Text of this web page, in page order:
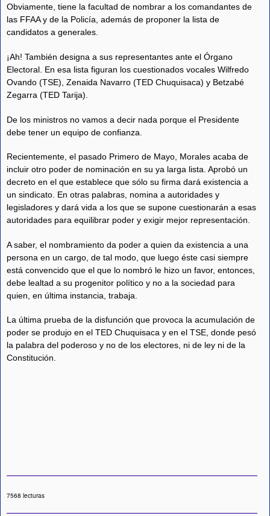
Obviamente, tiene la facultad de nombrar a los comandantes de
las FFAA y de la Policía, además de proponer la lista de
candidatos a generales.
¡Ah! También designa a sus representantes ante el Órgano
Electoral. En esa lista figuran los cuestionados vocales Wilfredo
Ovando (TSE), Zenaida Navarro (TED Chuquisaca) y Betzabé
Zegarra (TED Tarija).
De los ministros no vamos a decir nada porque el Presidente
debe tener un equipo de confianza.
Recientemente, el pasado Primero de Mayo, Morales acaba de
incluir otro poder de nominación en su ya larga lista. Aprobó un
decreto en el que establece que sólo su firma dará existencia a
un sindicato. En otras palabras, nomina a autoridades y
legisladores y dará vida a los que se supone cuestionarán a esas
autoridades para equilibrar poder y exigir mejor representación.
A saber, el nombramiento da poder a quien da existencia a una
persona en un cargo, de tal modo, que luego éste casi siempre
está convencido que el que lo nombró le hizo un favor, entonces,
debe lealtad a su progenitor político y no a la sociedad para
quien, en última instancia, trabaja.
La última prueba de la disfunción que provoca la acumulación de
poder se produjo en el TED Chuquisaca y en el TSE, donde pesó
la palabra del poderoso y no de los electores, ni de ley ni de la
Constitución.
7568 lecturas